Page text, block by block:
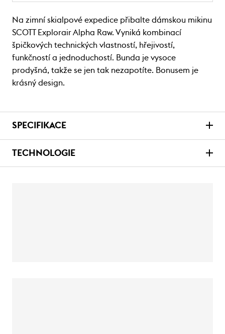
Na zimní skialpové expedice přibalte dámskou mikinu
SCOTT Explorair Alpha Raw. Vyniká kombinací
špičkových technických vlastností, hřejivostí,
funkčností a jednoduchostí. Bunda je vysoce
prodyšná, takže se jen tak nezapotíte. Bonusem je
krásný design.
SPECIFIKACE
TECHNOLOGIE